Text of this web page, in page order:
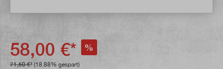
58,00 €* %
71,50 €* (18.88% gespart)